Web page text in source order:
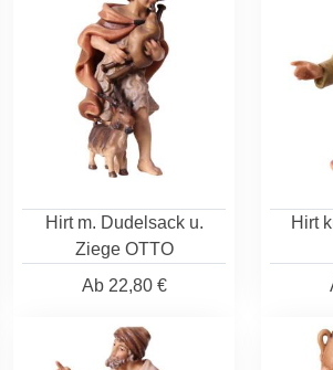
Hirt m. Dudelsack u.
Ziege OTTO
Ab22,80 €
Hirt